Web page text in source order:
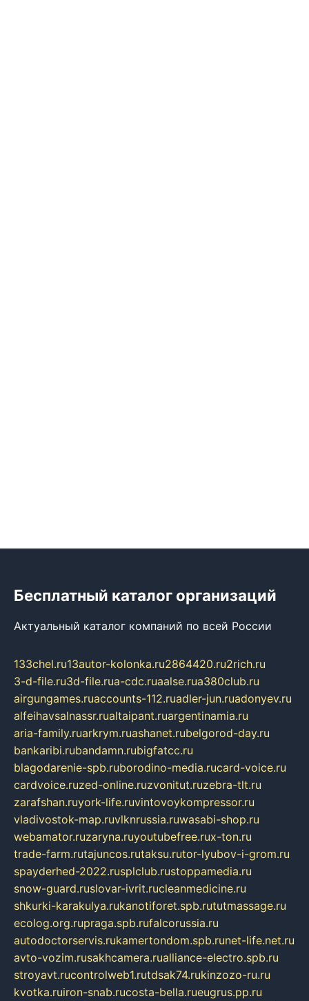
Бесплатный каталог организаций
Актуальный каталог компаний по всей России
133chel.ru13autor-kolonka.ru2864420.ru2rich.ru
3-d-file.ru3d-file.rua-cdc.ruaalse.rua380club.ru
airgungames.ruaccounts-112.ruadler-jun.ruadonyev.ru
alfeihavsalnassr.rualtaipant.ruargentinamia.ru
aria-family.ruarkrym.ruashanet.rubelgorod-day.ru
bankaribi.rubandamn.rubigfatcc.ru
blagodarenie-spb.ruborodino-media.rucard-voice.ru
cardvoice.ruzed-online.ruzvonitut.ruzebra-tlt.ru
zarafshan.ruyork-life.ruvintovoykompressor.ru
vladivostok-map.ruvlknrussia.ruwasabi-shop.ru
webamator.ruzaryna.ruyoutubefree.rux-ton.ru
trade-farm.rutajuncos.rutaksu.rutor-lyubov-i-grom.ru
spayderhed-2022.rusplclub.rustoppamedia.ru
snow-guard.ruslovar-ivrit.rucleanmedicine.ru
shkurki-karakulya.rukanotiforet.spb.rututmassage.ru
ecolog.org.rupraga.spb.rufalcorussia.ru
autodoctorservis.rukamertondom.spb.runet-life.net.ru
avto-vozim.rusakhcamera.rualliance-electro.spb.ru
stroyavt.rucontrolweb1.rutdsak74.rukinzozo-ru.ru
kvotka.ruiron-snab.rucosta-bella.rueugrus.pp.ru